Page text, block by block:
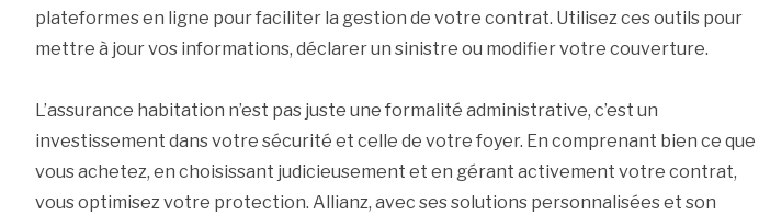
plateformes en ligne pour faciliter la gestion de votre contrat. Utilisez ces outils pour
mettre à jour vos informations, déclarer un sinistre ou modifier votre couverture.
L’assurance habitation n’est pas juste une formalité administrative, c’est un
investissement dans votre sécurité et celle de votre foyer. En comprenant bien ce que
vous achetez, en choisissant judicieusement et en gérant activement votre contrat,
vous optimisez votre protection. Allianz, avec ses solutions personnalisées et son